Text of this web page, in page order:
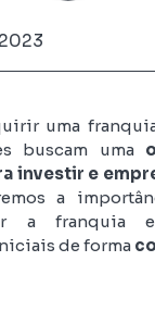
uma
buscam uma
investir e
a
a franquia
de forma